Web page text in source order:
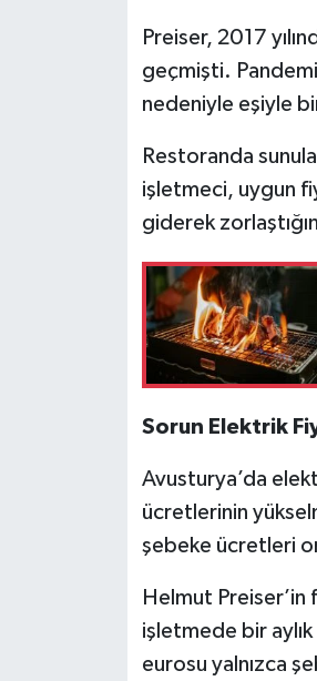
Preiser, 2017
geçmişti. Pandemi
nedeniyle eşiyle
Restoranda
işletmeci, uygun
giderek
Sorun Elektrik
Avusturya’da
ücretlerinin
şebeke ücretleri
Helmut Preiser’in
işletmede bir
eurosu yalnızca